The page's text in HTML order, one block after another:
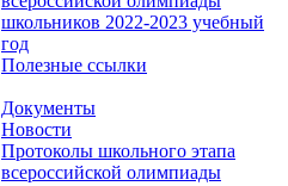
школьников 2022-2023 учебный
год
Полезные ссылки
Документы
Новости
Протоколы школьного этапа
всероссийской олимпиады